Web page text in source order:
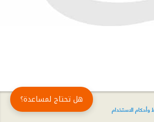
الاستخدام
هل تحتاج لمساعدة؟